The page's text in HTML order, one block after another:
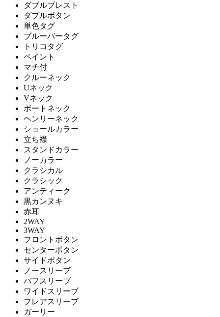
ダブルブレスト
ダブルボタン
単色タグ
ブルーバータグ
トリコタグ
ペイント
マチ付
クルーネック
Uネック
Vネック
ボートネック
ヘンリーネック
ショールカラー
立ち襟
スタンドカラー
ノーカラー
クラシカル
クラシック
アンティーク
黒カンヌキ
赤耳
2WAY
3WAY
フロントボタン
センターボタン
サイドボタン
ノースリーブ
パフスリーブ
ワイドスリーブ
フレアスリーブ
ガーリー